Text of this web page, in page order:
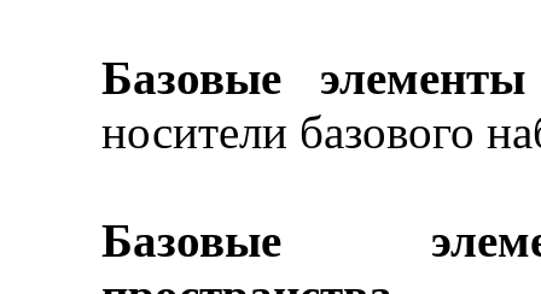
Базовые
носители базового
Базовые